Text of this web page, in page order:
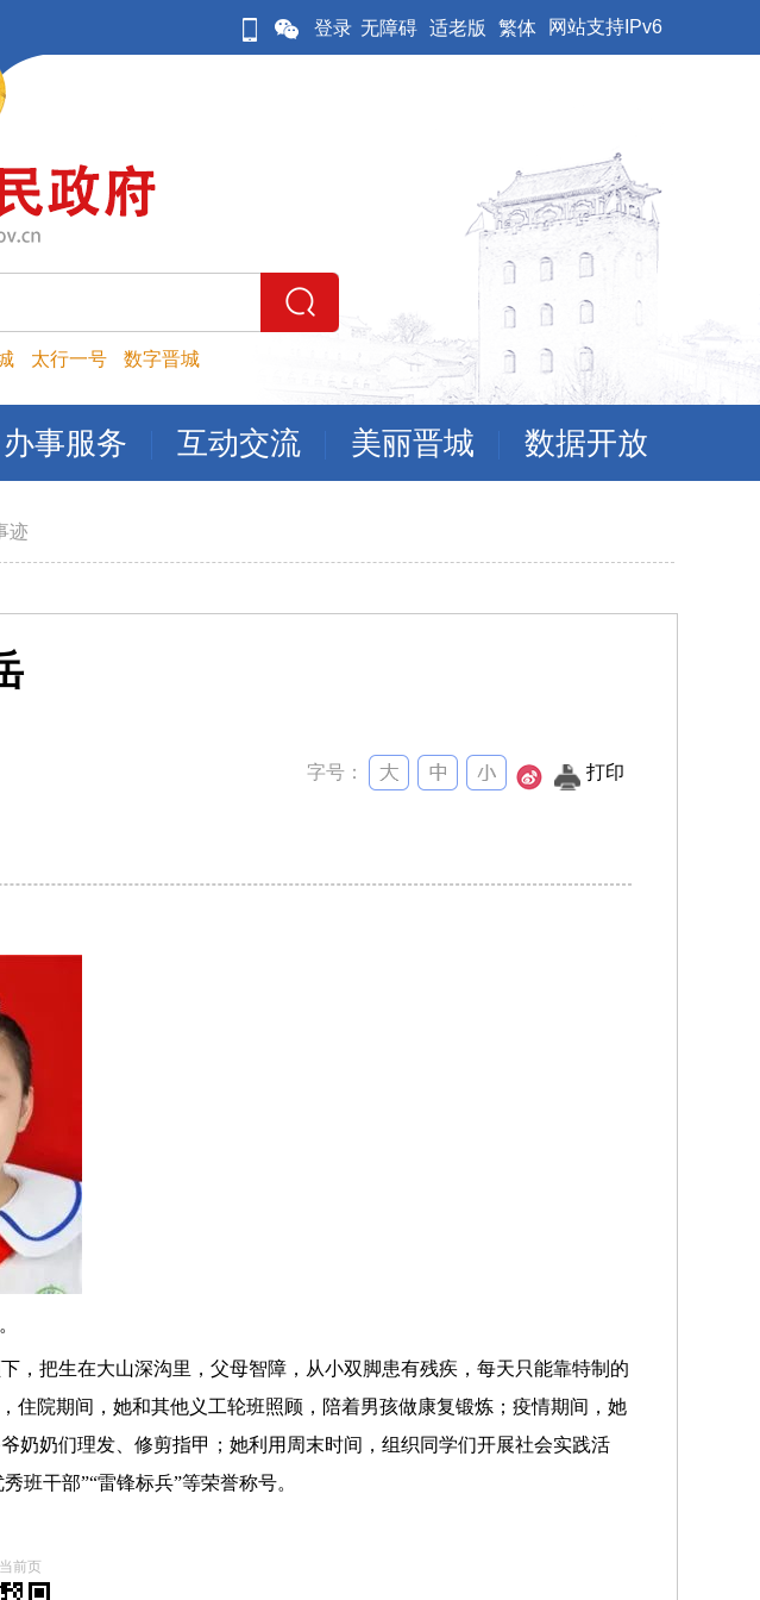
登录 无障碍 适老版 繁体 网站支持IPv6
太行一号 数字晋城
办事服务 互动交流 美丽晋城 数据开放
迹
字号： 打印
，把生在大山深沟里，父母智障，从小双脚患有残疾，每天只能靠特制的
住院期间，她和其他义工轮班照顾，陪着男孩做康复锻炼；疫情期间，她
奶奶们理发、修剪指甲；她利用周末时间，组织同学们开展社会实践活
班干部”“雷锋标兵”等荣誉称号。
前页